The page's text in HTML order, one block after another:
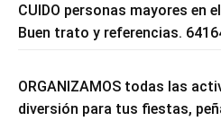
CUIDO personas mayores en
Buen trato y referencias.
ORGANIZAMOS todas las
diversión para tus fiestas,